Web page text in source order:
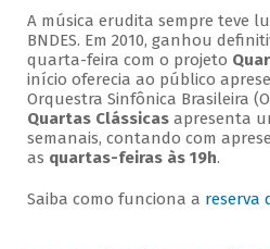
A música erudita sempre teve
BNDES. Em 2010, ganhou
quarta-feira com o projeto
início oferecia ao público
Orquestra Sinfônica Brasileira
Quartas Clássicasapresenta
semanais, contando com
as quartas-feiras às 19h.
Saiba como funciona a reserva